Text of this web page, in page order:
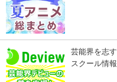
芸能界を志
スクール情